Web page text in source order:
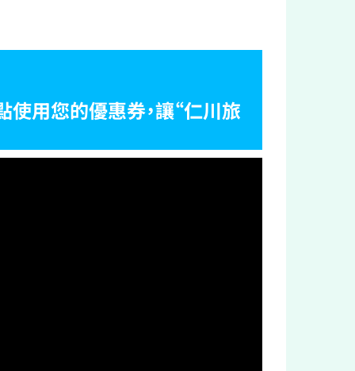
用您的優惠券，讓“仁川旅